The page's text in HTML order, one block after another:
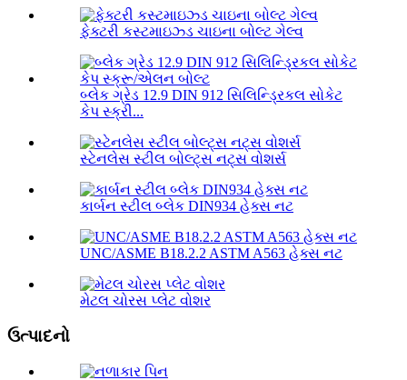
ફેક્ટરી કસ્ટમાઇઝ્ડ ચાઇના બોલ્ટ ગેલ્વ
બ્લેક ગ્રેડ 12.9 DIN 912 સિલિન્ડ્રિકલ સોકેટ
કેપ સ્ક્રી...
સ્ટેનલેસ સ્ટીલ બોલ્ટ્સ નટ્સ વોશર્સ
કાર્બન સ્ટીલ બ્લેક DIN934 હેક્સ નટ
UNC/ASME B18.2.2 ASTM A563 હેક્સ નટ
મેટલ ચોરસ પ્લેટ વોશર
ઉત્પાદનો